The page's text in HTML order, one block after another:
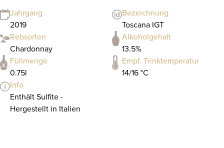
Jahrgang
2019
Bezeichnung
Toscana IGT
Rebsorten
Chardonnay
Alkoholgehalt
13.5%
Füllmenge
0.75l
Empf. Trinktemperatur
14/16 °C
Info
Enthält Sulfite -
Hergestellt in Italien